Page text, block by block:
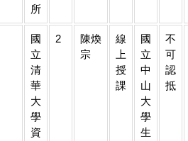
所
國
立
清
華
大
學
資
2
陳煥
宗
線
上
授
課
國
立
中
山
大
學
生
不
可
認
抵